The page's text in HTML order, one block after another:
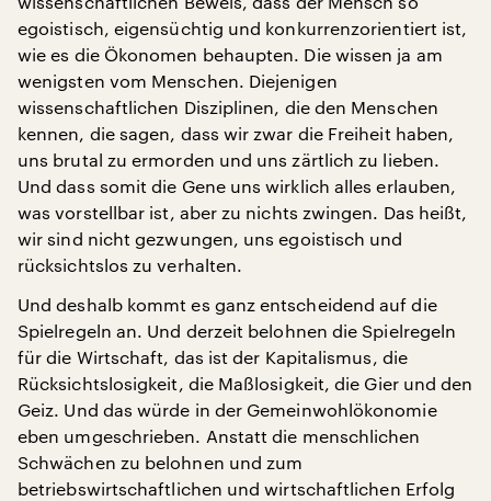
egoistisch, eigensüchtig und konkurrenzorientiert ist,
wie es die Ökonomen behaupten. Die wissen ja am
wenigsten vom Menschen. Diejenigen
wissenschaftlichen Disziplinen, die den Menschen
kennen, die sagen, dass wir zwar die Freiheit haben,
uns brutal zu ermorden und uns zärtlich zu lieben.
Und dass somit die Gene uns wirklich alles erlauben,
was vorstellbar ist, aber zu nichts zwingen. Das heißt,
wir sind nicht gezwungen, uns egoistisch und
rücksichtslos zu verhalten.
Und deshalb kommt es ganz entscheidend auf die
Spielregeln an. Und derzeit belohnen die Spielregeln
für die Wirtschaft, das ist der Kapitalismus, die
Rücksichtslosigkeit, die Maßlosigkeit, die Gier und den
Geiz. Und das würde in der Gemeinwohlökonomie
eben umgeschrieben. Anstatt die menschlichen
Schwächen zu belohnen und zum
betriebswirtschaftlichen und wirtschaftlichen Erfolg